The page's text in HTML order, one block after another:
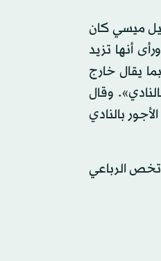
ميسي كان
أنها تزيد
يقال خارج
وقال
بالنادي
تخص الرباعي